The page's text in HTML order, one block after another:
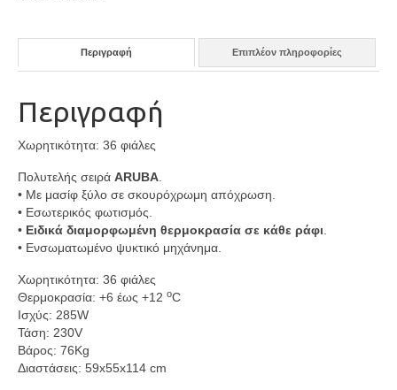
Περιγραφή Επιπλέον πληροφορίες
Περιγραφή
Χωρητικότητα: 36 φιάλες
Πολυτελής σειρά ARUBA
• Με μασίφ ξύλο σε σκουρόχρωμη απόχρωση.
• Εσωτερικός φωτισμός.
• Ειδικά διαμορφωμένη θερμοκρασία σε κάθε ράφι
• Ενσωματωμένο ψυκτικό μηχάνημα.
Χωρητικότητα: 36 φιάλες
Θερμοκρασία: +6 έως +12 οC
Ισχύς: 285W
Τάση: 230V
Βάρος: 76Kg
Διαστάσεις: 59x55x114 cm